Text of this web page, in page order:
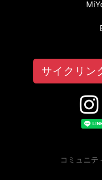
サイクリン
コミュニテ